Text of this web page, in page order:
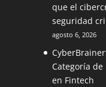
que el
seguridad
agosto 6, 2026
Categoría
en Fintech